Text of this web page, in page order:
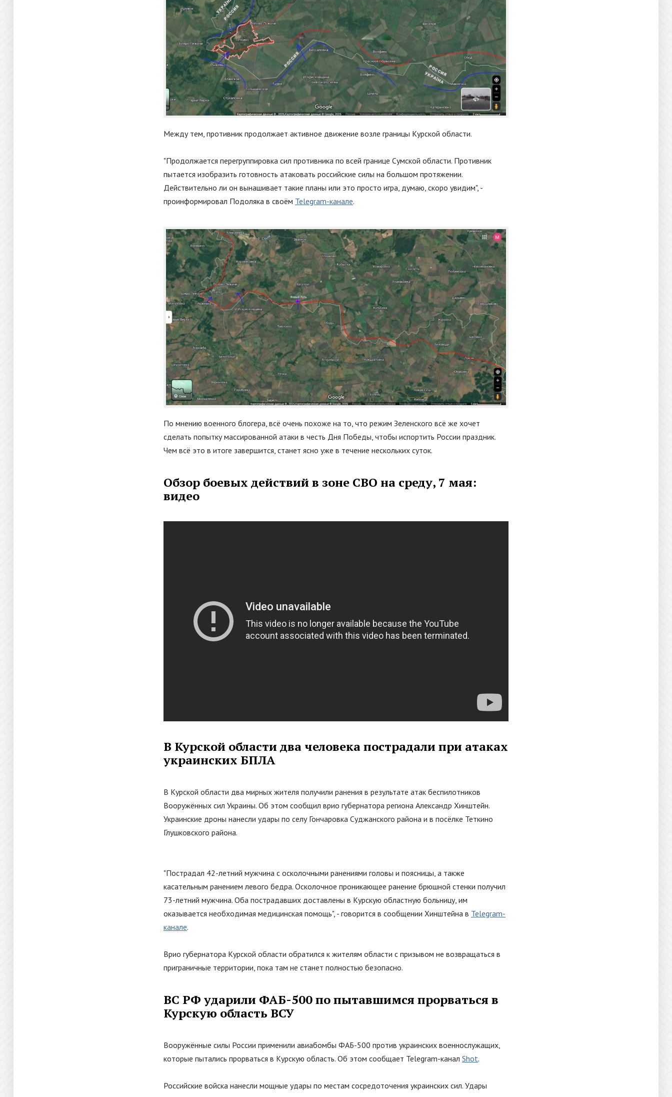
Между тем, противник продолжает активное движение возле границы Курской области.
"Продолжается перегруппировка сил противника по всей границе Сумской области. Противник
пытается изобразить готовность атаковать российские силы на большом протяжении.
Действительно ли он вынашивает такие планы или это просто игра, думаю, скоро увидим", -
проинформировал Подоляка в своём Telegram-канале.
По мнению военного блогера, всё очень похоже на то, что режим Зеленского всё же хочет
сделать попытку массированной атаки в честь Дня Победы, чтобы испортить России праздник.
Чем всё это в итоге завершится, станет ясно уже в течение нескольких суток.
Обзор боевых действий в зоне СВО на среду, 7 мая:
видео
В Курской области два человека пострадали при атаках
украинских БПЛА
В Курской области два мирных жителя получили ранения в результате атак беспилотников
Вооружённых сил Украины. Об этом сообщил врио губернатора региона Александр Хинштейн.
Украинские дроны нанесли удары по селу Гончаровка Суджанского района и в посёлке Теткино
Глушковского района.
"Пострадал 42-летний мужчина с осколочными ранениями головы и поясницы, а также
касательным ранением левого бедра. Осколочное проникающее ранение брюшной стенки получил
73-летний мужчина. Оба пострадавших доставлены в Курскую областную больницу, им
оказывается необходимая медицинская помощь", - говорится в сообщении Хинштейна в Telegram-
канале.
Врио губернатора Курской области обратился к жителям области с призывом не возвращаться в
приграничные территории, пока там не станет полностью безопасно.
ВС РФ ударили ФАБ-500 по пытавшимся прорваться в
Курскую область ВСУ
Вооружённые силы России применили авиабомбы ФАБ-500 против украинских военнослужащих,
которые пытались прорваться в Курскую область. Об этом сообщает Telegram-канал Shot.
Российские войска нанесли мощные удары по местам сосредоточения украинских сил. Удары